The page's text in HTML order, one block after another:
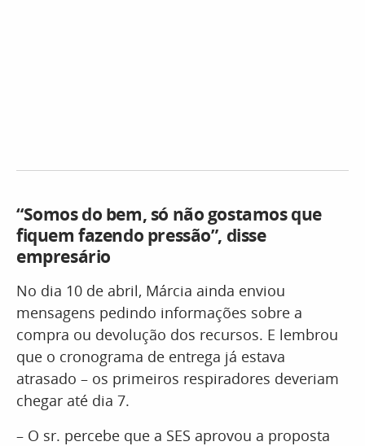
“Somos do bem, só não gostamos que
fiquem fazendo pressão”, disse
empresário
No dia 10 de abril, Márcia ainda enviou
mensagens pedindo informações sobre a
compra ou devolução dos recursos. E lembrou
que o cronograma de entrega já estava
atrasado – os primeiros respiradores deveriam
chegar até dia 7.
– O sr. percebe que a SES aprovou a proposta